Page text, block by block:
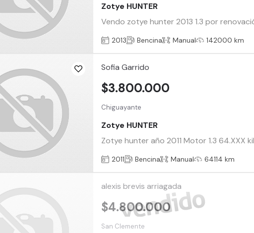
Zotye HUNTER
Vendo zotye hunter 2013 1.3 por
2013 Bencina Manual 142000 km
Sofia Garrido
Chiguayante
Zotye HUNTER
Zotye hunter año 2011 Motor 1.3 64.XXX
$3.800.000
2011 Bencina Manual 64114 km
alexis brevis arriagada
San Clemente
$4.800.000